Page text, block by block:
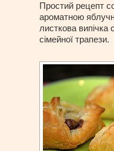
Простий рецепт
ароматною
листкова випічка
сімейної трапези.